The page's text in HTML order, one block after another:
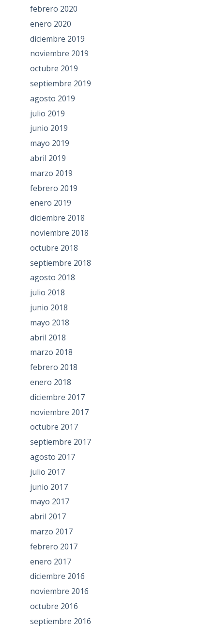
febrero 2020
enero 2020
diciembre 2019
noviembre 2019
octubre 2019
septiembre 2019
agosto 2019
julio 2019
junio 2019
mayo 2019
abril 2019
marzo 2019
febrero 2019
enero 2019
diciembre 2018
noviembre 2018
octubre 2018
septiembre 2018
agosto 2018
julio 2018
junio 2018
mayo 2018
abril 2018
marzo 2018
febrero 2018
enero 2018
diciembre 2017
noviembre 2017
octubre 2017
septiembre 2017
agosto 2017
julio 2017
junio 2017
mayo 2017
abril 2017
marzo 2017
febrero 2017
enero 2017
diciembre 2016
noviembre 2016
octubre 2016
septiembre 2016